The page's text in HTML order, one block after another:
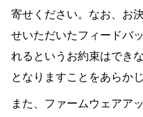
寄せください。なお、お
せいただいたフィードバ
れるというお約束はでき
となりますことをあらか
また、ファームウェアア